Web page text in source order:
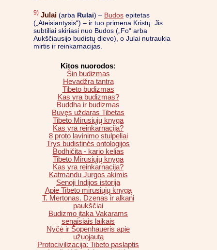
9) Julai (arba Rulai) – Budos epitetas
(„Ateisiantysis“) – ir tuo primena Kristų. Jis
subtiliai skiriasi nuo Budos („Fo“ arba
Aukščiausijo budistų dievo), o Julai nutraukia
mirtis ir reinkarnacijas.
Kitos nuorodos:
Šin budizmas
Hevadžra tantra
Tibeto budizmas
Kas yra budizmas?
Buddha ir budizmas
Buvęs uždaras Tibetas
Tibeto Mirusiųjų knyga
Kas yra reinkarnacija?
8 proto lavinimo stulpeliai
Trys budistinės ontologijos
Bodhičita - kario kelias
Tibeto Mirusiųjų knyga
Kas yra reinkarnacija?
Katmandu Jurgos akimis
Senoji Indijos istorija
Apie Tibeto mirusiųjų knygą
T. Mertonas. Dzenas ir alkani
paukščiai
Budizmo įtaka Vakarams
senaisiais laikais
Nyčė ir Šopenhaueris apie
užuojautą
Protocivilizacija: Tibeto paslaptis